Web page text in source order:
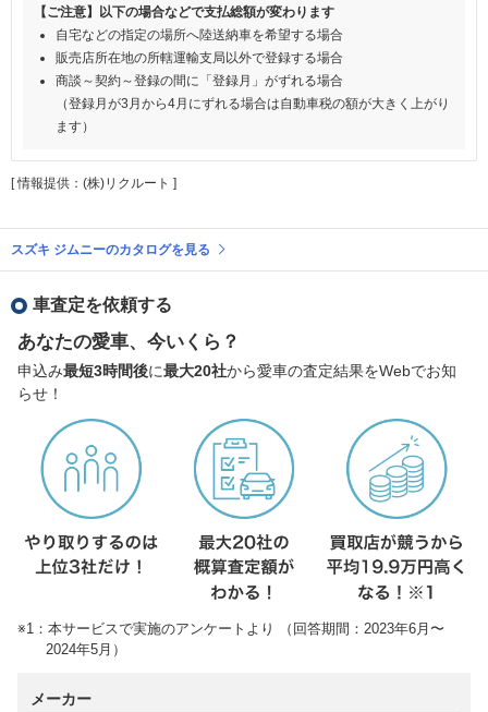
【ご注意】以下の場合などで支払総額が変わります
自宅などの指定の場所へ陸送納車を希望する場合
販売店所在地の所轄運輸支局以外で登録する場合
商談～契約～登録の間に「登録月」がずれる場合
（登録月が3月から4月にずれる場合は自動車税の額が大きく上がり
ます）
[ 情報提供：(株)リクルート ]
スズキ ジムニーのカタログを見る
車査定を依頼する
あなたの愛車、今いくら？
申込み最短3時間後に最大20社から愛車の査定結果をWebでお知
らせ！
※1：本サービスで実施のアンケートより （回答期間：2023年6月〜
2024年5月）
メーカー